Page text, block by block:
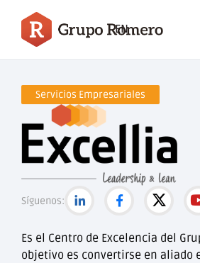
EN
Servicios Empresariales
Síguenos:
Es el Centro de Excelencia del
objetivo es convertirse en aliado